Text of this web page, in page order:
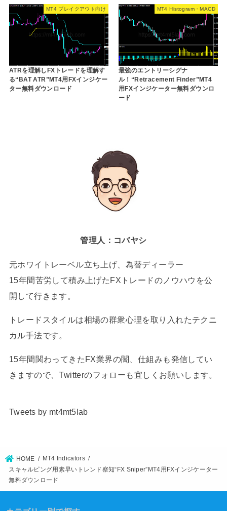
MT4 ブレイクアウト向け
ATRを理解しFXトレードを理解す
る“BAT ATR”MT4用FXインジケー
ター無料ダウンロード
MT4 Histogram・MACD
最強のエントリーシグナ
ル！“Retracement Finder”MT4
用FXインジケーター無料ダウンロ
ード
管理人：コバヤシ
元ホワイトレーベル立ち上げ、為替ディーラー
15年間苦労して積み上げたFXトレードのノウハウを公
開して行きます。
トレードスタイルは相場の群衆心理を取り入れたテクニ
カル手法です。
15年間関わってきたFX業界の闇、仕組みも発信してい
きますので、Twitterのフォローも宜しくお願いします。
Tweets by mt4mt5lab
HOME
MT4 Indicators
スキャルピング用素早いトレンド察知“FX Sniper”MT4用FXインジケーター
無料ダウンロード